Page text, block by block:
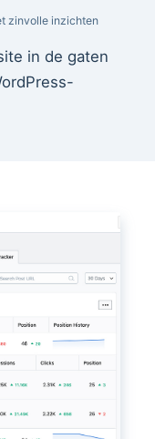
zinvolle inzichten
in de gaten